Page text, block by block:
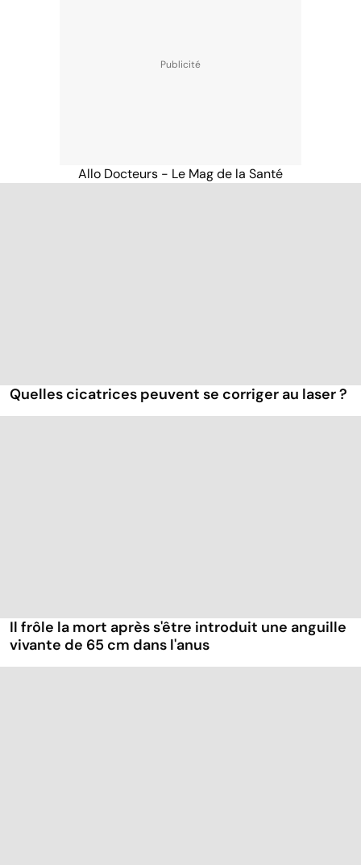
Allo Docteurs - Le Mag de la Santé
Quelles cicatrices peuvent se corriger au laser ?
Il frôle la mort après s'être introduit une anguille
vivante de 65 cm dans l'anus